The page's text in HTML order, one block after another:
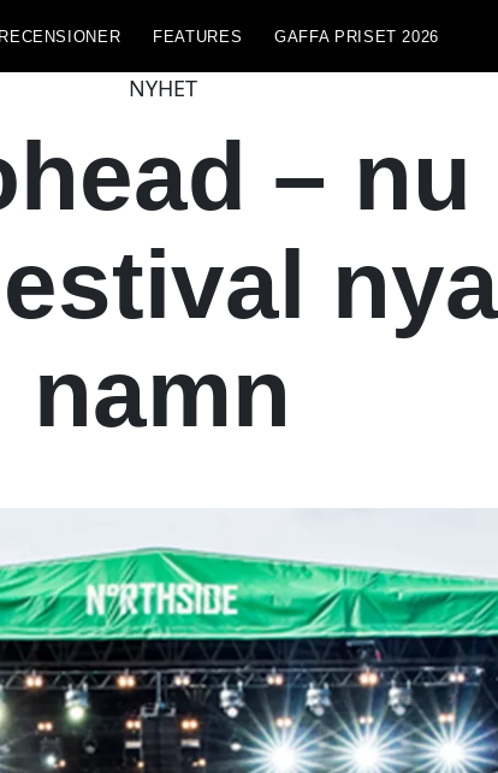
RECENSIONER FEATURES GAFFA PRISET 2026
NYHET
–
namn